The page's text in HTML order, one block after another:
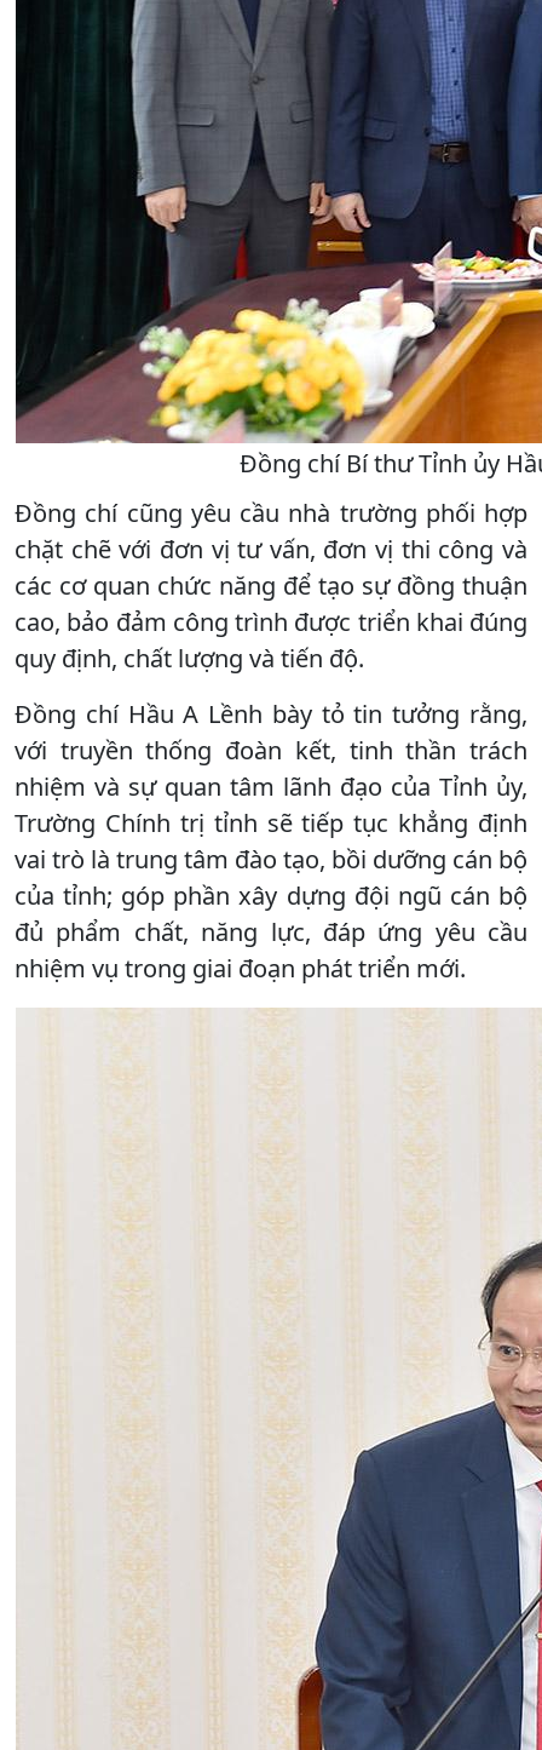
Đồng chí Bí thư Tỉnh ủy
Đồng chí cũng yêu cầu nhà trường phối hợp
chặt chẽ với đơn vị tư vấn, đơn vị thi công và
các cơ quan chức năng để tạo sự đồng thuận
cao, bảo đảm công trình được triển khai đúng
quy định, chất lượng và tiến độ.
Đồng chí Hầu A Lềnh bày tỏ tin tưởng rằng,
với truyền thống đoàn kết, tinh thần trách
nhiệm và sự quan tâm lãnh đạo của Tỉnh ủy,
Trường Chính trị tỉnh sẽ tiếp tục khẳng định
vai trò là trung tâm đào tạo, bồi dưỡng cán bộ
của tỉnh; góp phần xây dựng đội ngũ cán bộ
đủ phẩm chất, năng lực, đáp ứng yêu cầu
nhiệm vụ trong giai đoạn phát triển mới.